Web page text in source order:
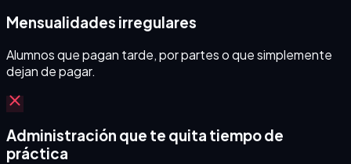
Mensualidades irregulares
Alumnos que pagan tarde, por partes o que simplemente
dejan de pagar.
Administración que te quita tiempo de
práctica